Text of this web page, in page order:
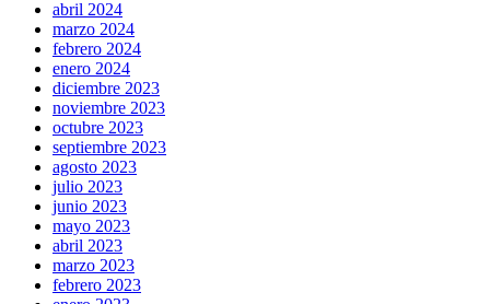
abril 2024
marzo 2024
febrero 2024
enero 2024
diciembre 2023
noviembre 2023
octubre 2023
septiembre 2023
agosto 2023
julio 2023
junio 2023
mayo 2023
abril 2023
marzo 2023
febrero 2023